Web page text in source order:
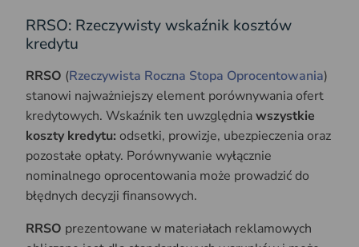
RRSO: Rzeczywisty wskaźnik kosztów
kredytu
RRSO (Rzeczywista Roczna Stopa Oprocentowania)
stanowi najważniejszy element porównywania ofert
kredytowych. Wskaźnik ten uwzględniawszystkie
koszty kredytu: odsetki, prowizje, ubezpieczenia oraz
pozostałe opłaty. Porównywanie wyłącznie
nominalnego oprocentowania może prowadzić do
błędnych decyzji finansowych.
RRSO prezentowane w materiałach reklamowych